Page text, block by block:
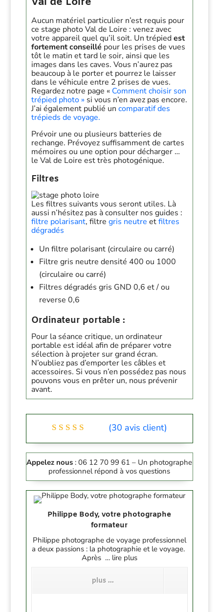
Aucun matériel particulier n’est requis pour
ce stage photo Val de Loire : venez avec
votre appareil quel qu’il soit. Un trépiedest
fortement conseillé pour les prises de vues
tôt le matin et tard le soir, ainsi que les
images dans les caves. Vous n’aurez pas
beaucoup à le porter et pourrez le laisser
dans le véhicule entre 2 prises de vues.
Regardez notre page « Comment choisir son
trépied photo » si vous n’en avez pas encore.
J’ai également publié un comparatif des
trépieds de voyage.
Prévoir une ou plusieurs batteries de
rechange. Prévoyez suffisamment de cartes
mémoires ou une option pour décharger …
le Val de Loire est très photogénique.
Filtres
Les filtres suivants vous seront utiles. Là
aussi n’hésitez pas à consulter nos guides :
filtre polarisant, filtre gris neutre etfiltres
dégradés
Un filtre polarisant (circulaire ou carré)
Filtre gris neutre densité 400 ou 1000
(circulaire ou carré)
Filtres dégradés gris GND 0,6 et / ou
reverse 0,6
Ordinateur portable :
Pour la séance critique, un ordinateur
portable est idéal afin de préparer votre
sélection à projeter sur grand écran.
N’oubliez pas d’emporter les câbles et
accessoires. Si vous n’en possédez pas nous
pouvons vous en prêter un, nous prévenir
avant.
sur
notations
client
(30 avis client)
Appelez nous : 06 12 70 99 61 – Un photographe
professionnel répond à vos questions
Philippe Body, votre photographe
formateur
Philippe photographe de voyage professionnel
a deux passions : la photographie et le voyage.
Après … lire plus
plus ...